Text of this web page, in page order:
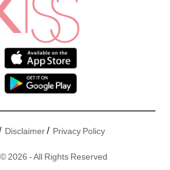
Disclaimer/ Privacy Policy
2026 - All Rights Reserved